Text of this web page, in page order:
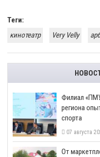
Теги:
кинотеатр
Very Velly
​Филиал
региона
спорта
07 августа
От